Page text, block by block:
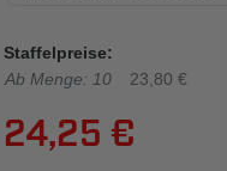
Staffelpreise:
Ab Menge: 10
23,80 €
24,25 €